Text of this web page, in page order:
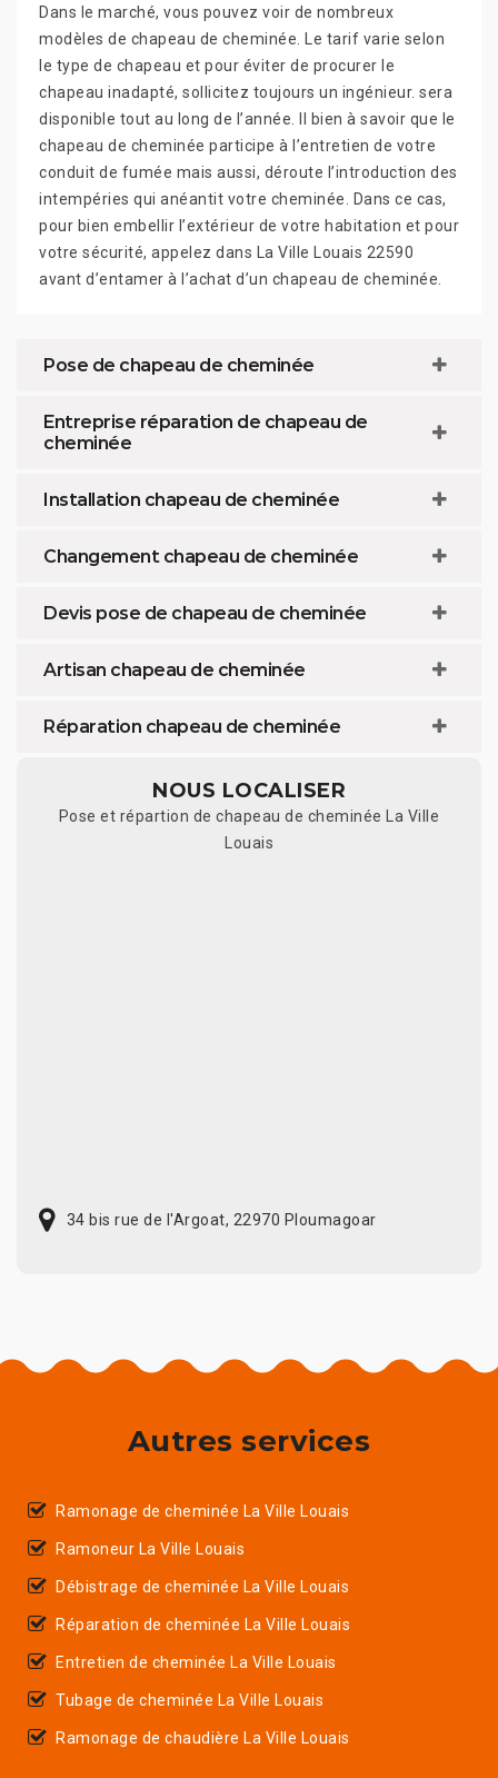
Dans le marché, vous pouvez voir de nombreux
modèles de chapeau de cheminée. Le tarif varie selon
le type de chapeau et pour éviter de procurer le
chapeau inadapté, sollicitez toujours un ingénieur. sera
disponible tout au long de l’année. Il bien à savoir que le
chapeau de cheminée participe à l’entretien de votre
conduit de fumée mais aussi, déroute l’introduction des
intempéries qui anéantit votre cheminée. Dans ce cas,
pour bien embellir l’extérieur de votre habitation et pour
votre sécurité, appelez dans La Ville Louais 22590
avant d’entamer à l’achat d’un chapeau de cheminée.
Pose de chapeau de cheminée
Entreprise réparation de chapeau de
cheminée
Installation chapeau de cheminée
Changement chapeau de cheminée
Devis pose de chapeau de cheminée
Artisan chapeau de cheminée
Réparation chapeau de cheminée
NOUS LOCALISER
Pose et répartion de chapeau de cheminée La Ville
Louais
34 bis rue de l'Argoat, 22970 Ploumagoar
Autres services
Ramonage de cheminée La Ville Louais
Ramoneur La Ville Louais
Débistrage de cheminée La Ville Louais
Réparation de cheminée La Ville Louais
Entretien de cheminée La Ville Louais
Tubage de cheminée La Ville Louais
Ramonage de chaudière La Ville Louais